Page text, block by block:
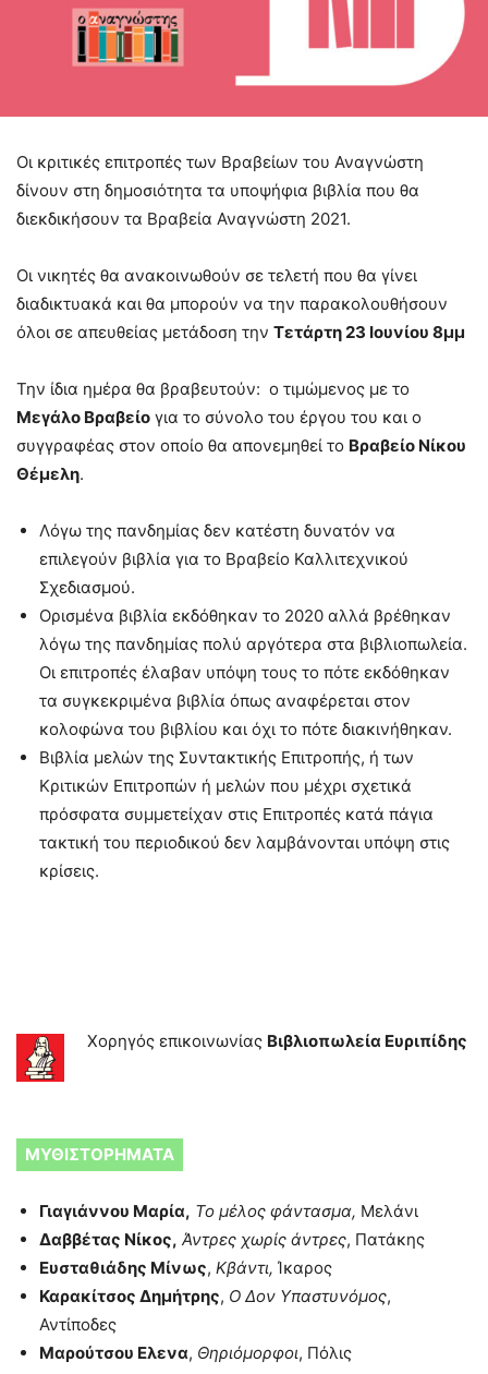
Οι κριτικές επιτροπές των Βραβείων του Αναγνώστη
δίνουν στη δημοσιότητα τα υποψήφια βιβλία που θα
διεκδικήσουν τα Βραβεία Αναγνώστη 2021.
Οι νικητές θα ανακοινωθούν σε τελετή που θα γίνει
διαδικτυακά και θα μπορούν να την παρακολουθήσουν
όλοι σε απευθείας μετάδοση την Τετάρτη 23 Ιουνίου 8μμ
Την ίδια ημέρα θα βραβευτούν: ο τιμώμενος με το
Μεγάλο Βραβείο για το σύνολο του έργου του και ο
συγγραφέας στον οποίο θα απονεμηθεί το Βραβείο Νίκου
Θέμελη.
Λόγω της πανδημίας δεν κατέστη δυνατόν να
επιλεγούν βιβλία για το Βραβείο Καλλιτεχνικού
Σχεδιασμού.
Ορισμένα βιβλία εκδόθηκαν το 2020 αλλά βρέθηκαν
λόγω της πανδημίας πολύ αργότερα στα βιβλιοπωλεία.
Οι επιτροπές έλαβαν υπόψη τους το πότε εκδόθηκαν
τα συγκεκριμένα βιβλία όπως αναφέρεται στον
κολοφώνα του βιβλίου και όχι το πότε διακινήθηκαν.
Βιβλία μελών της Συντακτικής Επιτροπής, ή των
Κριτικών Επιτροπών ή μελών που μέχρι σχετικά
πρόσφατα συμμετείχαν στις Επιτροπές κατά πάγια
τακτική του περιοδικού δεν λαμβάνονται υπόψη στις
κρίσεις.
Χορηγός επικοινωνίας Βιβλιοπωλεία Ευριπίδης
ΜΥΘΙΣΤΟΡΗΜΑΤΑ
Γιαγιάννου Μαρία, Το μέλος φάντασμα, Μελάνι
Δαββέτας Νίκος, Άντρες χωρίς άντρες, Πατάκης
Ευσταθιάδης Μίνως, Κβάντι, Ίκαρος
Καρακίτσος Δημήτρης, Ο Δον Υπαστυνόμος,
Αντίποδες
Μαρούτσου Ελενα, Θηριόμορφοι, Πόλις